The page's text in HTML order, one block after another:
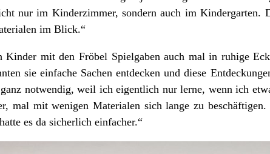
nur im Kinderzimmer, sondern auch im Kindergarten.
im Blick.“
Kinder mit den Fröbel Spielgaben auch mal in ruhige
sie einfache Sachen entdecken und diese
notwendig, weil ich eigentlich nur lerne, wenn ich
mal mit wenigen Materialen sich lange zu
es da sicherlich einfacher.“